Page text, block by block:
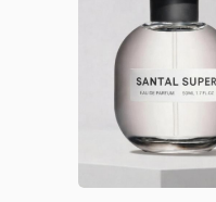
Armaf
Armaf nam
Armaf nữ
Astrophil &
Astrophil &